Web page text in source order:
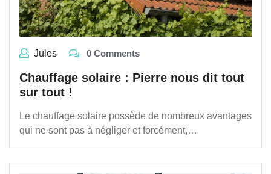
Jules 0 Comments
Chauffage solaire : Pierre nous dit tout
sur tout !
Le chauffage solaire possède de nombreux avantages
qui ne sont pas à négliger et forcément,…